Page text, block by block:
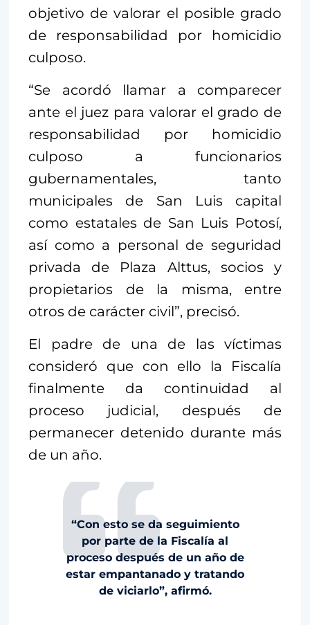
objetivo de valorar el posible grado
de responsabilidad por homicidio
culposo.
“Se acordó llamar a comparecer
ante el juez para valorar el grado de
responsabilidad por homicidio
culposo a funcionarios
gubernamentales, tanto
municipales de San Luis capital
como estatales de San Luis Potosí,
así como a personal de seguridad
privada de Plaza Alttus, socios y
propietarios de la misma, entre
otros de carácter civil”, precisó.
El padre de una de las víctimas
consideró que con ello la Fiscalía
finalmente da continuidad al
proceso judicial, después de
permanecer detenido durante más
de un año.
“Con esto se da seguimiento
por parte de la Fiscalía al
proceso después de un año de
estar empantanado y tratando
de viciarlo”, afirmó.